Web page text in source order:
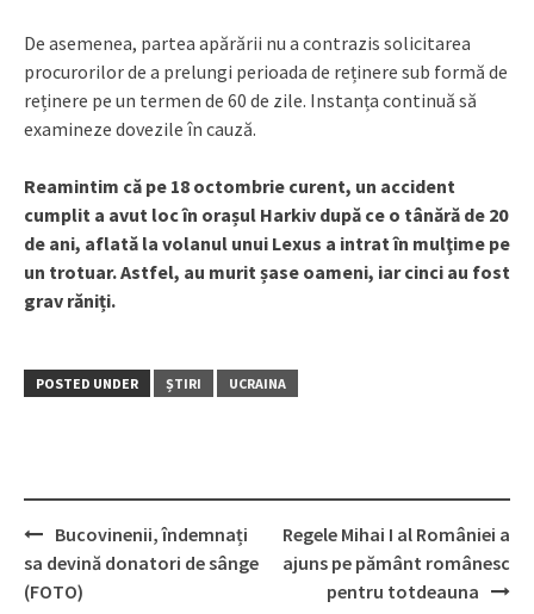
De asemenea, partea apărării nu a contrazis solicitarea
procurorilor de a prelungi perioada de reținere sub formă de
reținere pe un termen de 60 de zile. Instanța continuă să
examineze dovezile în cauză.
Reamintim că pe 18 octombrie curent, un accident
cumplit a avut loc în orașul Harkiv după ce o tânără de 20
de ani, aflată la volanul unui Lexus a intrat în mulţime pe
un trotuar. Astfel, au murit șase oameni, iar cinci au fost
grav răniți.
POSTED UNDER ȘTIRI UCRAINA
Post
navigation
Bucovinenii, îndemnați
sa devină donatori de sânge
(FOTO)
Regele Mihai I al României a
ajuns pe pământ românesc
pentru totdeauna